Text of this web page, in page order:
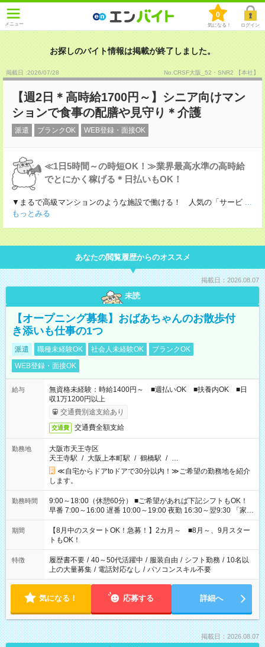
メニュー
0
気になる！ ログイン
お探しのバイト情報は掲載が終了しました。
掲載日 :2026/07/28 No.CRSF大阪_52・SNR2 【本社】
【週2日＊高時給1700円～】シニア向けマン
ションで食事の配膳や見守り＊介護
派遣 ブランクOK WEB登録・面接OK
≪1日5時間～の時短OK！≫業界最高水準の高時給
でとにかく稼げる＊日払いもOK！
▼まるで高級マンションのような施設で働ける！ 人気の「サービ ...
もっとみる
あなたの閲覧履歴からのオススメ
掲載日：2026.08.07
未読
【オープニング募集】おばあちゃんのお散歩付
き添いも仕事の1つ
派遣 職種未経験OK 社会人未経験OK
ブランクOK
WEB登録・面接OK
給与
無資格未経験：時給1400円～ ■週払いOK ■扶養内OK ■日
収1万1200円以上
交通費別途支給あり
交通費 交通費全額支給
勤務地
大阪市天王寺区
天王寺駅 / 大阪上本町駅 / 鶴橋駅 / …
≪自宅からドアtoドアで30分以内！≫ご希望の勤務地を紹介
します。
勤務時間
9:00～18:00（休憩60分） ■ご希望があれば下記シフトもOK！
早番 7:00～16:00 遅番 10:00～19:00 夜勤 16:30～翌9:30 「家族
と休みを合わせたい」 「余裕を持って夕飯の準備がしたい」
「できれば残業はしたくない」 など、ご希望を教えてください
ね。 ※Wワーク希望の方へ 今ご覧のお仕事で希望する勤務時間
と、もう1つのお仕事の勤務時間。 合計で週40時間を超える場
合は応募できません。
期間
【8月中のスタートOK！急募！】2カ月～ ■8月～、9月スター
トもOK！
特徴 履歴書不要 / 40～50代活躍中 / 服装自由 / シフト勤務 / 10名以
上の大量募集 / 電話対応なし / パソコンスキル不要
気になる！ 応募する 詳細へ
掲載日：2026.08.07